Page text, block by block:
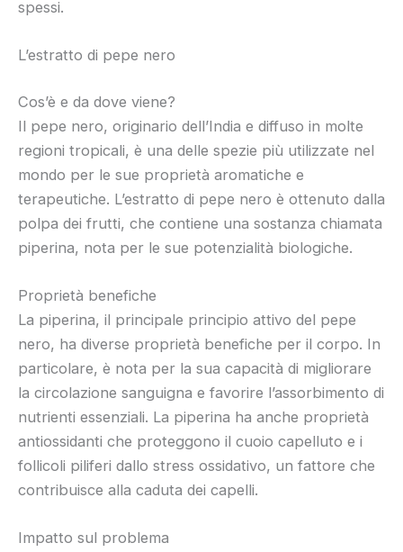
spessi.
L’estratto di pepe nero
Cos’è e da dove viene?
Il pepe nero, originario dell’India e diffuso in molte
regioni tropicali, è una delle spezie più utilizzate nel
mondo per le sue proprietà aromatiche e
terapeutiche. L’estratto di pepe nero è ottenuto dalla
polpa dei frutti, che contiene una sostanza chiamata
piperina, nota per le sue potenzialità biologiche.
Proprietà benefiche
La piperina, il principale principio attivo del pepe
nero, ha diverse proprietà benefiche per il corpo. In
particolare, è nota per la sua capacità di migliorare
la circolazione sanguigna e favorire l’assorbimento di
nutrienti essenziali. La piperina ha anche proprietà
antiossidanti che proteggono il cuoio capelluto e i
follicoli piliferi dallo stress ossidativo, un fattore che
contribuisce alla caduta dei capelli.
Impatto sul problema